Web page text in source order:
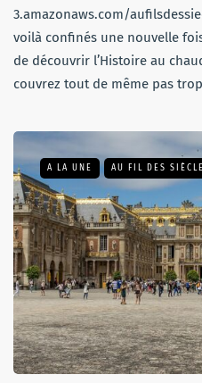
3.amazonaws.com/
voilà confinés une nouvelle
de découvrir l’Histoire au
couvrez tout de même pas
A LA UNE AU FIL DES